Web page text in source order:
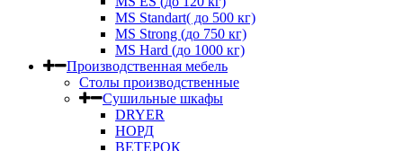
MS Standart( до 500 кг)
MS Strong (до 750 кг)
MS Hard (до 1000 кг)
Производственная мебель
Столы производственные
Сушильные шкафы
DRYER
НОРД
ВЕТЕРОК